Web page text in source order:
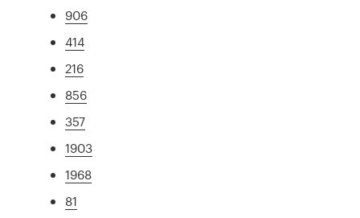
906
414
216
856
357
1903
1968
81